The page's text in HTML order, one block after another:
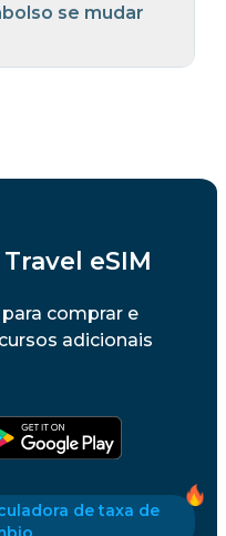
se mudar
eSIM
comprar e
adicionais
de taxa de